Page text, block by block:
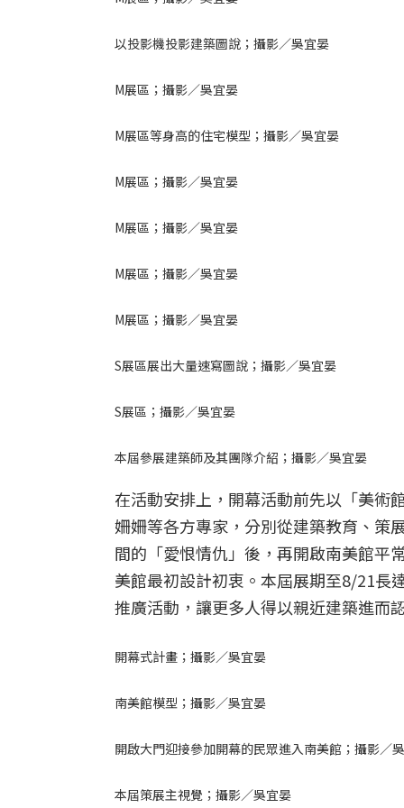
以投影機投影建築圖說；攝影／吳宜晏
M展區；攝影／吳宜晏
M展區等身高的住宅模型；攝影／吳宜晏
M展區；攝影／吳宜晏
M展區；攝影／吳宜晏
M展區；攝影／吳宜晏
M展區；攝影／吳宜晏
S展區展出大量速寫圖說；攝影／吳宜晏
S展區；攝影／吳宜晏
本屆參展建築師及其團隊介紹；攝影／吳宜晏
在活動安排上，開幕活動前先以「美術
姍姍等各方專家，分別從建築教育、策
間的「愛恨情仇」後，再開啟南美館平
美館最初設計初衷。本屆展期至8/21長
推廣活動，讓更多人得以親近建築進而
開幕式計畫；攝影／吳宜晏
南美館模型；攝影／吳宜晏
開啟大門迎接參加開幕的民眾進入南美館；攝影／
本屆策展主視覺；攝影／吳宜晏